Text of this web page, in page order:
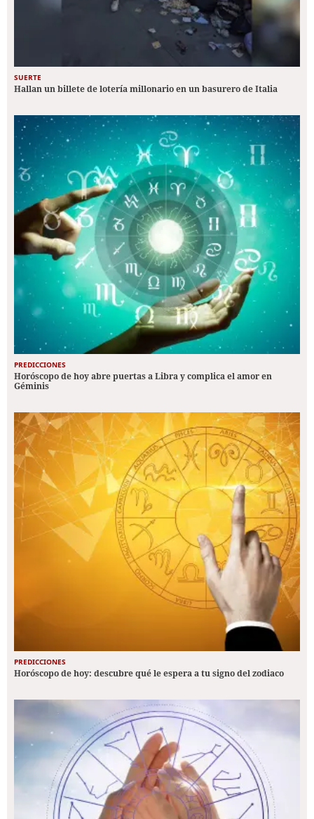
SUERTE
Hallan un billete de lotería millonario en un basurero de Italia
PREDICCIONES
Horóscopo de hoy abre puertas a Libra y complica el amor en
Géminis
PREDICCIONES
Horóscopo de hoy: descubre qué le espera a tu signo del zodiaco